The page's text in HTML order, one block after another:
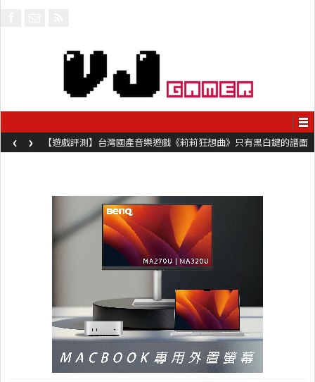
【遊戲評測】台灣國產音樂遊戲《莉莉狂想曲》只有黑白鍵的譜面
卻具有頗高挑戰性
‹ ›